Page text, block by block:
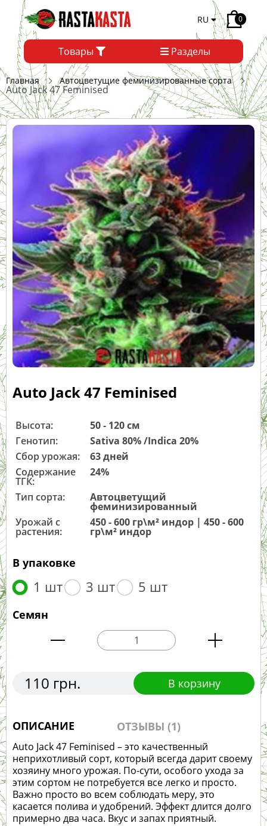
RU 0
Товары Разделы
Главная Автоцветущие феминизированные сорта
Auto Jack 47 Feminised
Auto Jack 47 Feminised
Высота:
50 - 120 см
Генотип:
Sativa 80% /Indica 20%
Сбор урожая:
63 дней
Содержание
ТГК:
24%
Тип сорта:
Автоцветущий
феминизированный
Урожай с
растения:
450 - 600 гр\м² индор | 450 - 600
гр\м² индор
В упаковке
1 шт 3 шт 5 шт
Семян
110 грн. В корзину
ОПИСАНИЕ ОТЗЫВЫ (1)
Auto Jack 47 Feminised – это качественный
неприхотливый сорт, который всегда дарит своему
хозяину много урожая. По-сути, особого ухода за
этим сортом не потребуется все легко и просто.
Важно просто во всем соблюдать меру, это
касается полива и удобрений. Эффект длится долго
примерно два часа. Вкус и запах приятный.